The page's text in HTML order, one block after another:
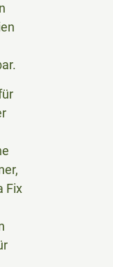
Fix